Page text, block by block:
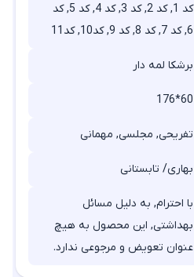
کد 1, کد 2, کد 3, کد 4, کد 5, کد
6, کد 7, کد 8, کد 9, کد10, کد11
برشکا لمه دار
176*60
تفریحی, مجلسی, مهمانی
بهاری/ تابستانی
با احترام, به دلیل مسائل
بهداشتی, این محصول به هیچ
عنوان تعویض و مرجوعی ندارد.